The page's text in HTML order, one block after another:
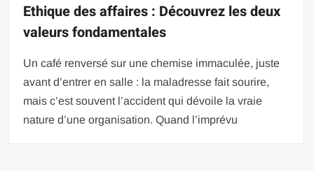
Ethique des affaires : Découvrez les deux
valeurs fondamentales
Un café renversé sur une chemise immaculée, juste
avant d’entrer en salle : la maladresse fait sourire,
mais c’est souvent l’accident qui dévoile la vraie
nature d’une organisation. Quand l’imprévu